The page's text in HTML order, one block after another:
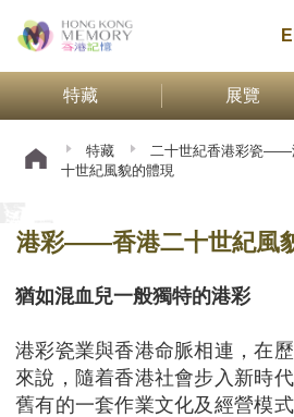
特藏 展覽
特藏 二十世紀香港彩瓷——
十世紀風貌的體現
港彩——香港二十世紀風
猶如混血兒一般獨特的港彩
港彩瓷業與香港命脈相連，在
來說，隨着香港社會步入新時
舊有的一套作業文化及經營模